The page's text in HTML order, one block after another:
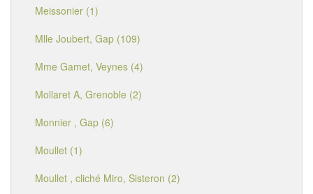
Meissonier (1)
Mlle Joubert, Gap (109)
Mme Gamet, Veynes (4)
Mollaret A, Grenoble (2)
Monnier , Gap (6)
Moullet (1)
Moullet , cliché Miro, Sisteron (2)